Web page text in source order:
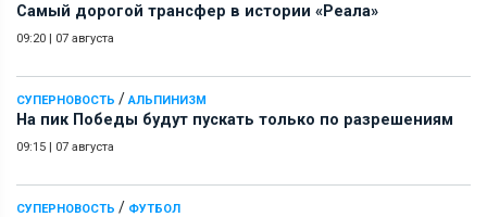
Самый дорогой трансфер в истории «Реала»
09:20 | 07 августа
СУПЕРНОВОСТЬ / АЛЬПИНИЗМ
На пик Победы будут пускать только по разрешениям
09:15 | 07 августа
СУПЕРНОВОСТЬ / ФУТБОЛ